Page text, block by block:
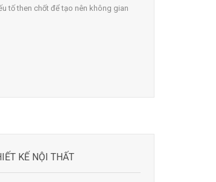
tố then chốt để tạo nên không gian
KẾ NỘI THẤT